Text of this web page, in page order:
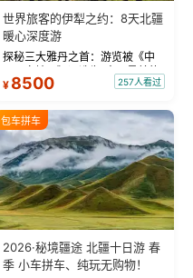
世界旅客的伊犁之约：8天北疆
暖心深度游
探秘三大雅丹之首：游览被《中
国国家地理》评选为“中国最美的
三大雅丹”第一名的克拉玛依魔鬼
瓦人最大村落——禾木村，欣赏
晨雾与小木...
¥ 8500 257人看过
包车拼车
2026·秘境疆途 北疆十日游 春
季 小车拼车、纯玩无购物！